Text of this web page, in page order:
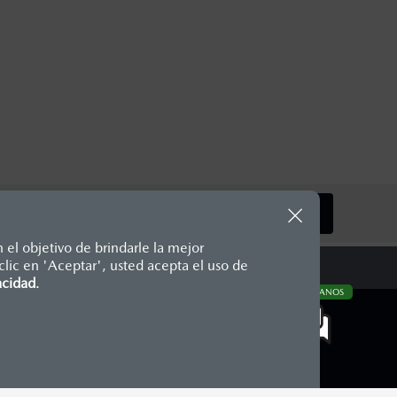
el objetivo de brindarle la mejor
en 'Aceptar', usted acepta el uso de
.
SIGUIENTE
CONTÁCTANOS
en moneda de los Estados
y los precios de sus